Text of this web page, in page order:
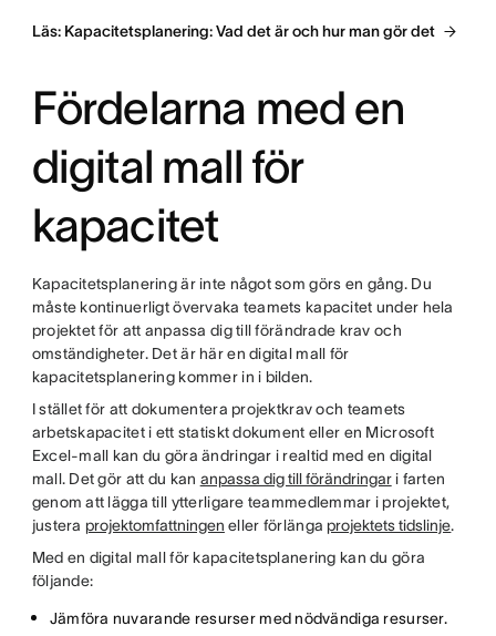
Läs: Kapacitetsplanering: Vad det är och hur man gör det
Fördelarna med en
digital mall för
kapacitet
Kapacitetsplanering är inte något som görs en gång. Du
måste kontinuerligt övervaka teamets kapacitet under hela
projektet för att anpassa dig till förändrade krav och
omständigheter. Det är här en digital mall för
kapacitetsplanering kommer in i bilden.
I stället för att dokumentera projektkrav och teamets
arbetskapacitet i ett statiskt dokument eller en Microsoft
Excel-mall kan du göra ändringar i realtid med en digital
mall. Det gör att du kan anpassa dig till förändringari farten
genom att lägga till ytterligare teammedlemmar i projektet,
justera projektomfattningen eller förlänga projektets tidslinje.
Med en digital mall för kapacitetsplanering kan du göra
följande:
Jämföra nuvarande resurser med nödvändiga resurser.